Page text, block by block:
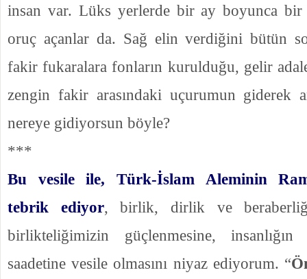
insan var. Lüks yerlerde bir ay boyunca
oruç açanlar da. Sağ elin verdiğini bütün
fakir fukaralara fonların kurulduğu, gelir
zengin fakir arasındaki uçurumun giderek
nereye gidiyorsun böyle?
***
Bu vesile ile, Türk-İslam Aleminin
tebrik ediyor, birlik, dirlik ve
birlikteliğimizin güçlenmesine,
saadetine vesile olmasını niyaz ediyorum. “